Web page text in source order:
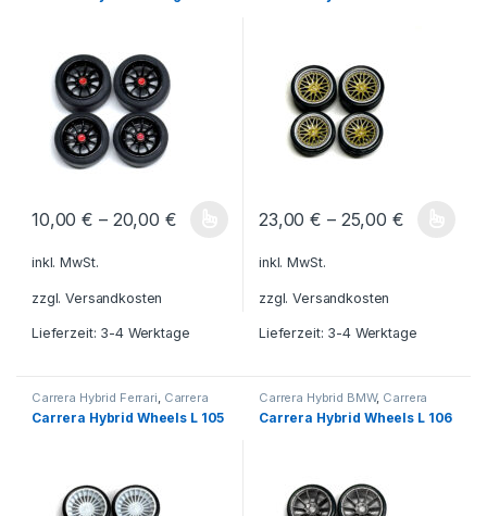
10,00€ – 20,00 €
Dieses Produkt weist mehrere Varianten auf. Die Optionen
inkl. MwSt.
zzgl.Versandkosten
Lieferzeit: 3-4 Werktage
23,00€ – 25,00 €
Dieses Produkt weist mehrere
inkl. MwSt.
zzgl.Versandkosten
Lieferzeit: 3-4 Werktage
Carrera Hybrid Ferrari, Carrera
Hybrid CH Felgen Ferrari L
Carrera Hybrid BMW,Carrera
Carrera Hybrid Wheels L 105
Carrera Hybrid BMW, Carrera
Hybrid Mustang CH Felgen BMW
L,CH Felgen Mustang L,Carrera
Carrera Hybrid Wheels L 106